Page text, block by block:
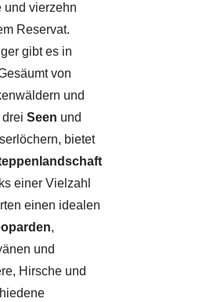
und vierzehn
Reservat.
gibt es in
von
und
Seen und
bietet
einer Vielzahl
einen idealen
,
und
Hirsche und